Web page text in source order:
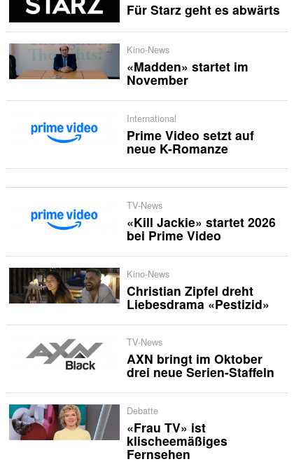
Für Starz geht es abwärts
Kino-News
«Madden» startet im
November
International
Prime Video setzt auf
neue K-Romanze
TV-News
«Kill Jackie» startet 2026
bei Prime Video
Kino-News
Christian Zipfel dreht
Liebesdrama «Pestizid»
TV-News
AXN bringt im Oktober
drei neue Serien-Staffeln
Debatte
«Frau TV» ist
klischeemäßiges
Fernsehen